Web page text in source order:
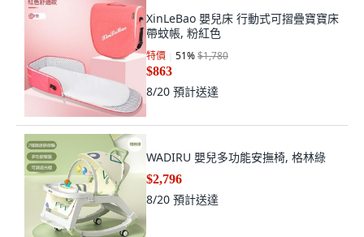
XinLeBao 嬰兒床 行動式可摺疊寶寶床
帶蚊帳, 粉紅色
特價 51%$1,780
$863
8/20 預計送達
WADIRU 嬰兒多功能安撫椅, 格林綠
$2,796
8/20 預計送達